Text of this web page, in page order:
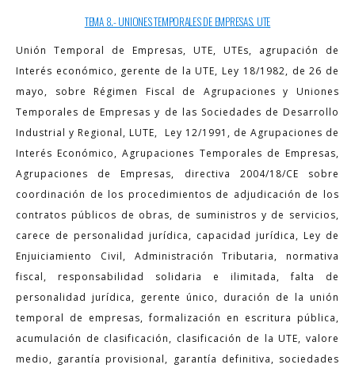
TEMA 8.- UNIONES TEMPORALES DE EMPRESAS. UTE
Unión Temporal de Empresas, UTE, UTEs, agrupación de
Interés económico, gerente de la UTE, Ley 18/1982, de 26 de
mayo, sobre Régimen Fiscal de Agrupaciones y Uniones
Temporales de Empresas y de las Sociedades de Desarrollo
Industrial y Regional, LUTE, Ley 12/1991, de Agrupaciones de
Interés Económico, Agrupaciones Temporales de Empresas,
Agrupaciones de Empresas, directiva 2004/18/CE sobre
coordinación de los procedimientos de adjudicación de los
contratos públicos de obras, de suministros y de servicios,
carece de personalidad jurídica, capacidad jurídica, Ley de
Enjuiciamiento Civil, Administración Tributaria, normativa
fiscal, responsabilidad solidaria e ilimitada, falta de
personalidad jurídica, gerente único, duración de la unión
temporal de empresas, formalización en escritura pública,
acumulación de clasificación, clasificación de la UTE, valore
medio, garantía provisional, garantía definitiva, sociedades